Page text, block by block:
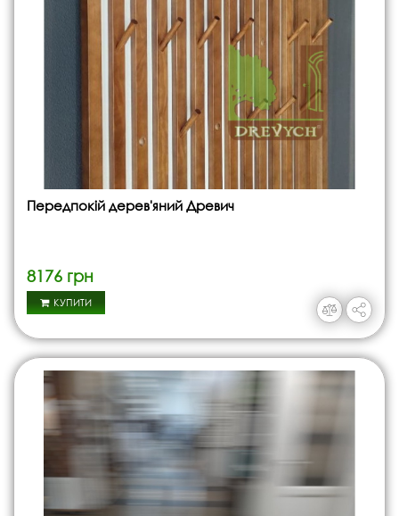
Передпокій дерев'яний Древич
8176 грн
КУПИТИ